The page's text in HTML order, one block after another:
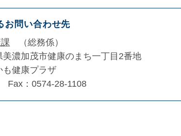
お問い合わせ先
総務係
美濃加茂市健康のまち一丁目2番地
も健康プラザ
Fax：0574-28-1108